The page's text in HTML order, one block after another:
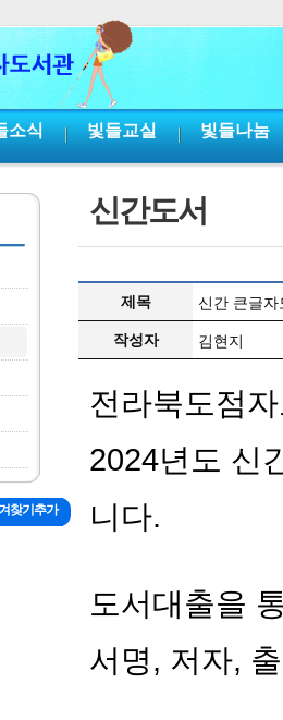
소식 빛들교실 빛들나눔
신간도서
제목 신간 큰글
작성자 김현지
전라북도점
2024년도 신
니다.
도서대출을
서명, 저자,
찾기추가